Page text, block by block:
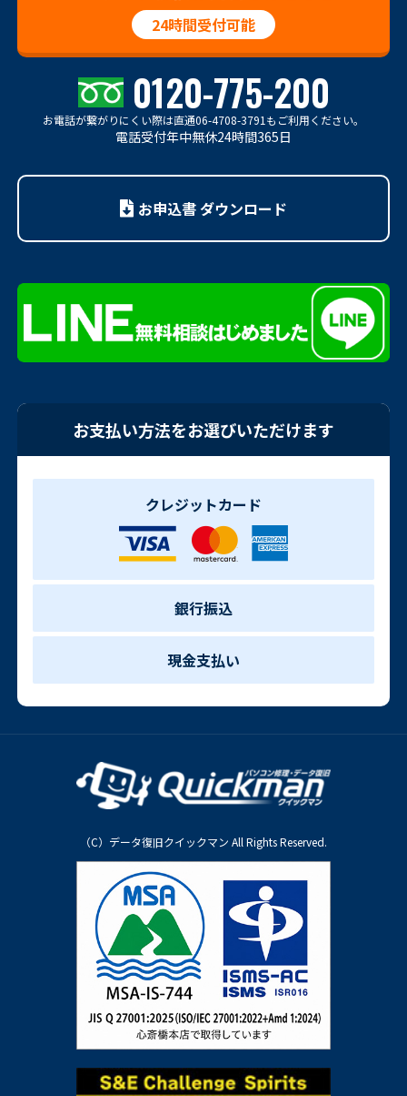
24時間受付可能
0120-775-200
お電話が繋がりにくい際は直通06-4708-3791もご利用ください。
電話受付年中無休24時間365日
お申込書 ダウンロード
お支払い方法をお選びいただけます
クレジットカード
銀行振込
現金支払い
（C）データ復旧クイックマン All Rights Reserved.